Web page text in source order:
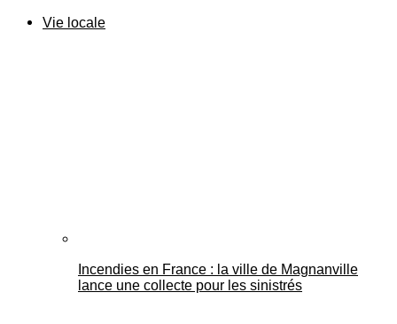
Vie locale
Incendies en France : la ville de Magnanville
lance une collecte pour les sinistrés